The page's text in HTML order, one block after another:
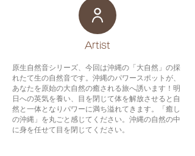
​Artist
原生自然音シリーズ、今回は沖縄の「大自然」の採
れたて生の自然音です。沖縄のパワースポットが、
あなたを原始の大自然の癒される旅へ誘います！明
日への英気を養い、目を閉じて体を解放させると自
然と一体となりパワーに満ち溢れてきます。「癒し
の沖縄」を丸ごと感じてください。沖縄の自然の中
に身を任せて目を閉じてください。